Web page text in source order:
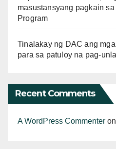
masustansyang pagkain
Program
Tinalakay ng DAC ang
para sa patuloy na pag-
Recent Comments
A WordPress Commenter on